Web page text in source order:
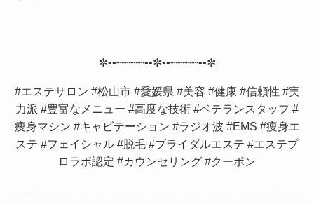
✼••┈┈┈┈••✼••┈┈┈┈••✼
#エステサロン #松山市 #愛媛県 #美容 #健康 #信頼性 #実
力派 #豊富なメニュー #高度な技術 #ベテランスタッフ #
痩身マシン #キャビテーション #ラジオ波 #EMS #痩身エ
ステ #フェイシャル #脱毛 #ブライダルエステ #エステプ
ロラボ認定 #カウンセリング #クーポン